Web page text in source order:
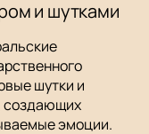
и шутками
шутки и
создающих
эмоции.